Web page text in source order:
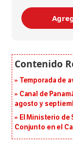
Temporada de
Canal de
agosto y
El Ministerio de
Conjunto en el